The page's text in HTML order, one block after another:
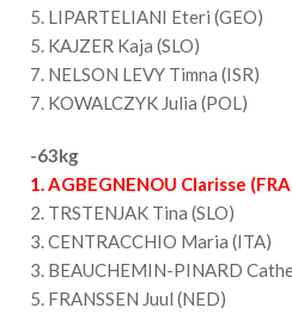
5. LIPARTELIANI Eteri (GEO)
5. KAJZER Kaja (SLO)
7. NELSON LEVY Timna (ISR)
7. KOWALCZYK Julia (POL)
-63kg
1. AGBEGNENOU Clarisse
2. TRSTENJAK Tina (SLO)
3. CENTRACCHIO Maria (ITA)
3. BEAUCHEMIN-PINARD
5. FRANSSEN Juul (NED)